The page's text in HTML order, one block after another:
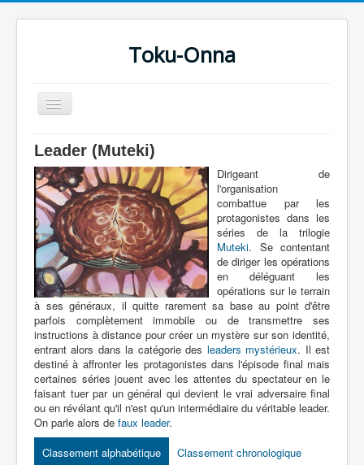
Toku-Onna
Basculer
la
Accueil
Toku-Actrices
Toku-Critiques
Séries
Films
COSAA
Dessins
Artiste Asperger
Lexique
Série
Acteur
Équipe
Leader (Muteki)
Dirigeant de
l'organisation
combattue par les
protagonistes dans les
séries de la trilogie
Muteki. Se contentant
de diriger les opérations
en déléguant les
opérations sur le terrain
à ses généraux, il quitte rarement sa base au point d'être
parfois complètement immobile ou de transmettre ses
instructions à distance pour créer un mystère sur son identité,
entrant alors dans la catégorie des leaders mystérieux. Il est
destiné à affronter les protagonistes dans l'épisode final mais
certaines séries jouent avec les attentes du spectateur en le
faisant tuer par un général qui devient le vrai adversaire final
ou en révélant qu'il n'est qu'un intermédiaire du véritable leader.
On parle alors de faux leader.
Classement alphabétique
Classement chronologique